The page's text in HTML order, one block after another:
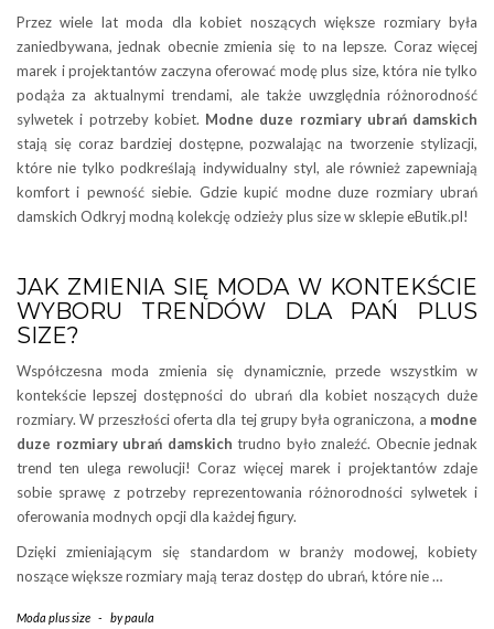
Przez wiele lat moda dla kobiet noszących większe rozmiary była
zaniedbywana, jednak obecnie zmienia się to na lepsze. Coraz więcej
marek i projektantów zaczyna oferować modę plus size, która nie tylko
podąża za aktualnymi trendami, ale także uwzględnia różnorodność
sylwetek i potrzeby kobiet. Modne duze rozmiary ubrań damskich
stają się coraz bardziej dostępne, pozwalając na tworzenie stylizacji,
które nie tylko podkreślają indywidualny styl, ale również zapewniają
komfort i pewność siebie. Gdzie kupić modne duze rozmiary ubrań
damskich Odkryj modną kolekcję odzieży plus size w sklepie eButik.pl!
JAK ZMIENIA SIĘ MODA W KONTEKŚCIE
WYBORU TRENDÓW DLA PAŃ PLUS
SIZE?
Współczesna moda zmienia się dynamicznie, przede wszystkim w
kontekście lepszej dostępności do ubrań dla kobiet noszących duże
rozmiary. W przeszłości oferta dla tej grupy była ograniczona, a modne
duze rozmiary ubrań damskich trudno było znaleźć. Obecnie jednak
trend ten ulega rewolucji! Coraz więcej marek i projektantów zdaje
sobie sprawę z potrzeby reprezentowania różnorodności sylwetek i
oferowania modnych opcji dla każdej figury.
Dzięki zmieniającym się standardom w branży modowej, kobiety
noszące większe rozmiary mają teraz dostęp do ubrań, które nie …
Moda plus size - bypaula